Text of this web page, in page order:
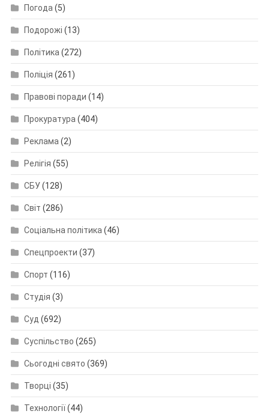
Погода(5)
Подорожі (13)
Політика(272)
Поліція (261)
Правові поради (14)
Прокуратура(404)
Реклама(2)
Релігія (55)
СБУ(128)
Світ (286)
Соціальна політика(46)
Спецпроекти (37)
Спорт (116)
Студія (3)
Суд (692)
Суспільство (265)
Сьогодні свято (369)
Творці (35)
Технології(44)